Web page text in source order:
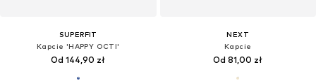
SUPERFIT
Kapcie 'HAPPY OCTI'
Od 144,90 zł
NEXT
Kapcie
Od 81,00 zł